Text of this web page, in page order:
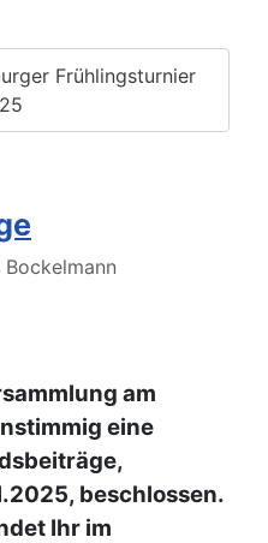
Frühlingsturnier
Bockelmann
am
eine
beschlossen.
Ihr im